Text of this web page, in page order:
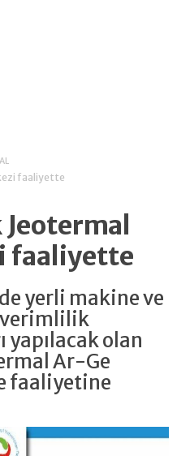
faaliyette
faaliyette
yerli makine ve
yapılacak olan
Ar-Ge
faaliyetine